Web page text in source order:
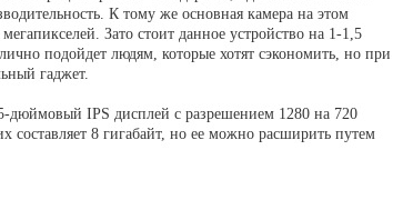
К тому же основная камера на этом
Зато стоит данное устройство на 1-1,5
подойдет людям, которые хотят сэкономить, но при
гаджет.
дюймовый IPS дисплей с разрешением 1280 на 720
составляет 8 гигабайт, но ее можно расширить путем